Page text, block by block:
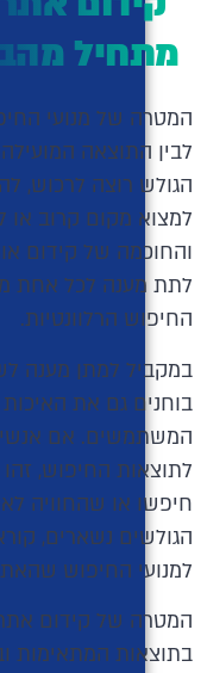
מתחיל
המטרה של מנועי
לבין התוצאה
הגולש רוצה לרכוש,
למצוא מקום קרוב או
והחוכמה של קידום
לתת מענה לכל אחת
החיפוש הרלוונטיות.
במקביל למתן מענה
בוחנים גם את
המשתמשים. אם
לתוצאות החיפוש,
חיפשו או שהחוויה
הגולשים נשארים,
למנועי החיפוש
המטרה של קידום
בתוצאות המתאימות